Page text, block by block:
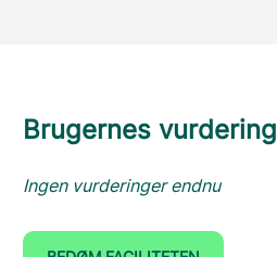
Brugernes vurdering
Ingen vurderinger endnu